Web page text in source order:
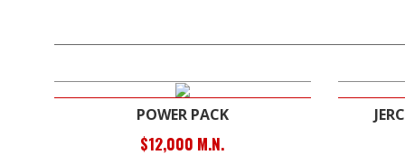
POWER PACK
$12,000 M.N.